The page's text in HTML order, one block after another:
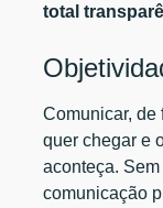
total
Comunicar, de
quer chegar e
aconteça.
comunicação